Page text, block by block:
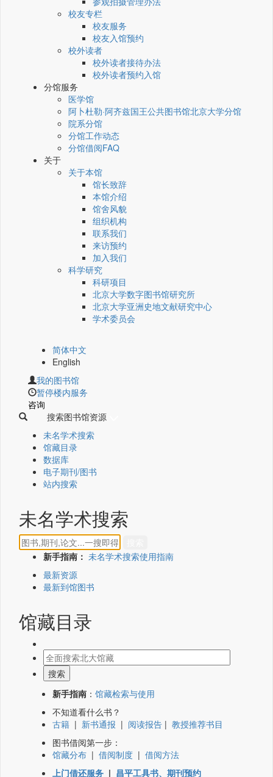
校友专栏
校友服务
校友入馆预约
校外读者
校外读者接待办法
校外读者预约入馆
分馆服务
医学馆
阿卜杜勒·阿齐兹国王公共图书馆北京大学分馆
院系分馆
分馆工作动态
分馆借阅FAQ
关于
关于本馆
馆长致辞
本馆介绍
馆舍风貌
组织机构
联系我们
来访预约
加入我们
科学研究
科研项目
北京大学数字图书馆研究所
北京大学亚洲史地文献研究中心
学术委员会
简体中文
English
我的图书馆
暂停楼内服务
咨询
搜索图书馆资源
未名学术搜索
馆藏目录
数据库
电子期刊/图书
站内搜索
未名学术搜索
新手指南： 未名学术搜索使用指南
最新资源
最新到馆图书
馆藏目录
新手指南 ： 馆藏检索与使用
不知道看什么书？
古籍 | 新书通报 | 阅读报告 | 教授推荐书目
图书借阅第一步：
馆藏分布 | 借阅制度 | 借阅方法
上门借还服务 | 昌平工具书、期刊预约